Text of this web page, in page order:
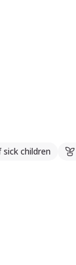
children